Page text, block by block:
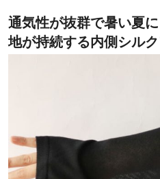
通気性が抜群で暑い夏
地が持続する内側シル